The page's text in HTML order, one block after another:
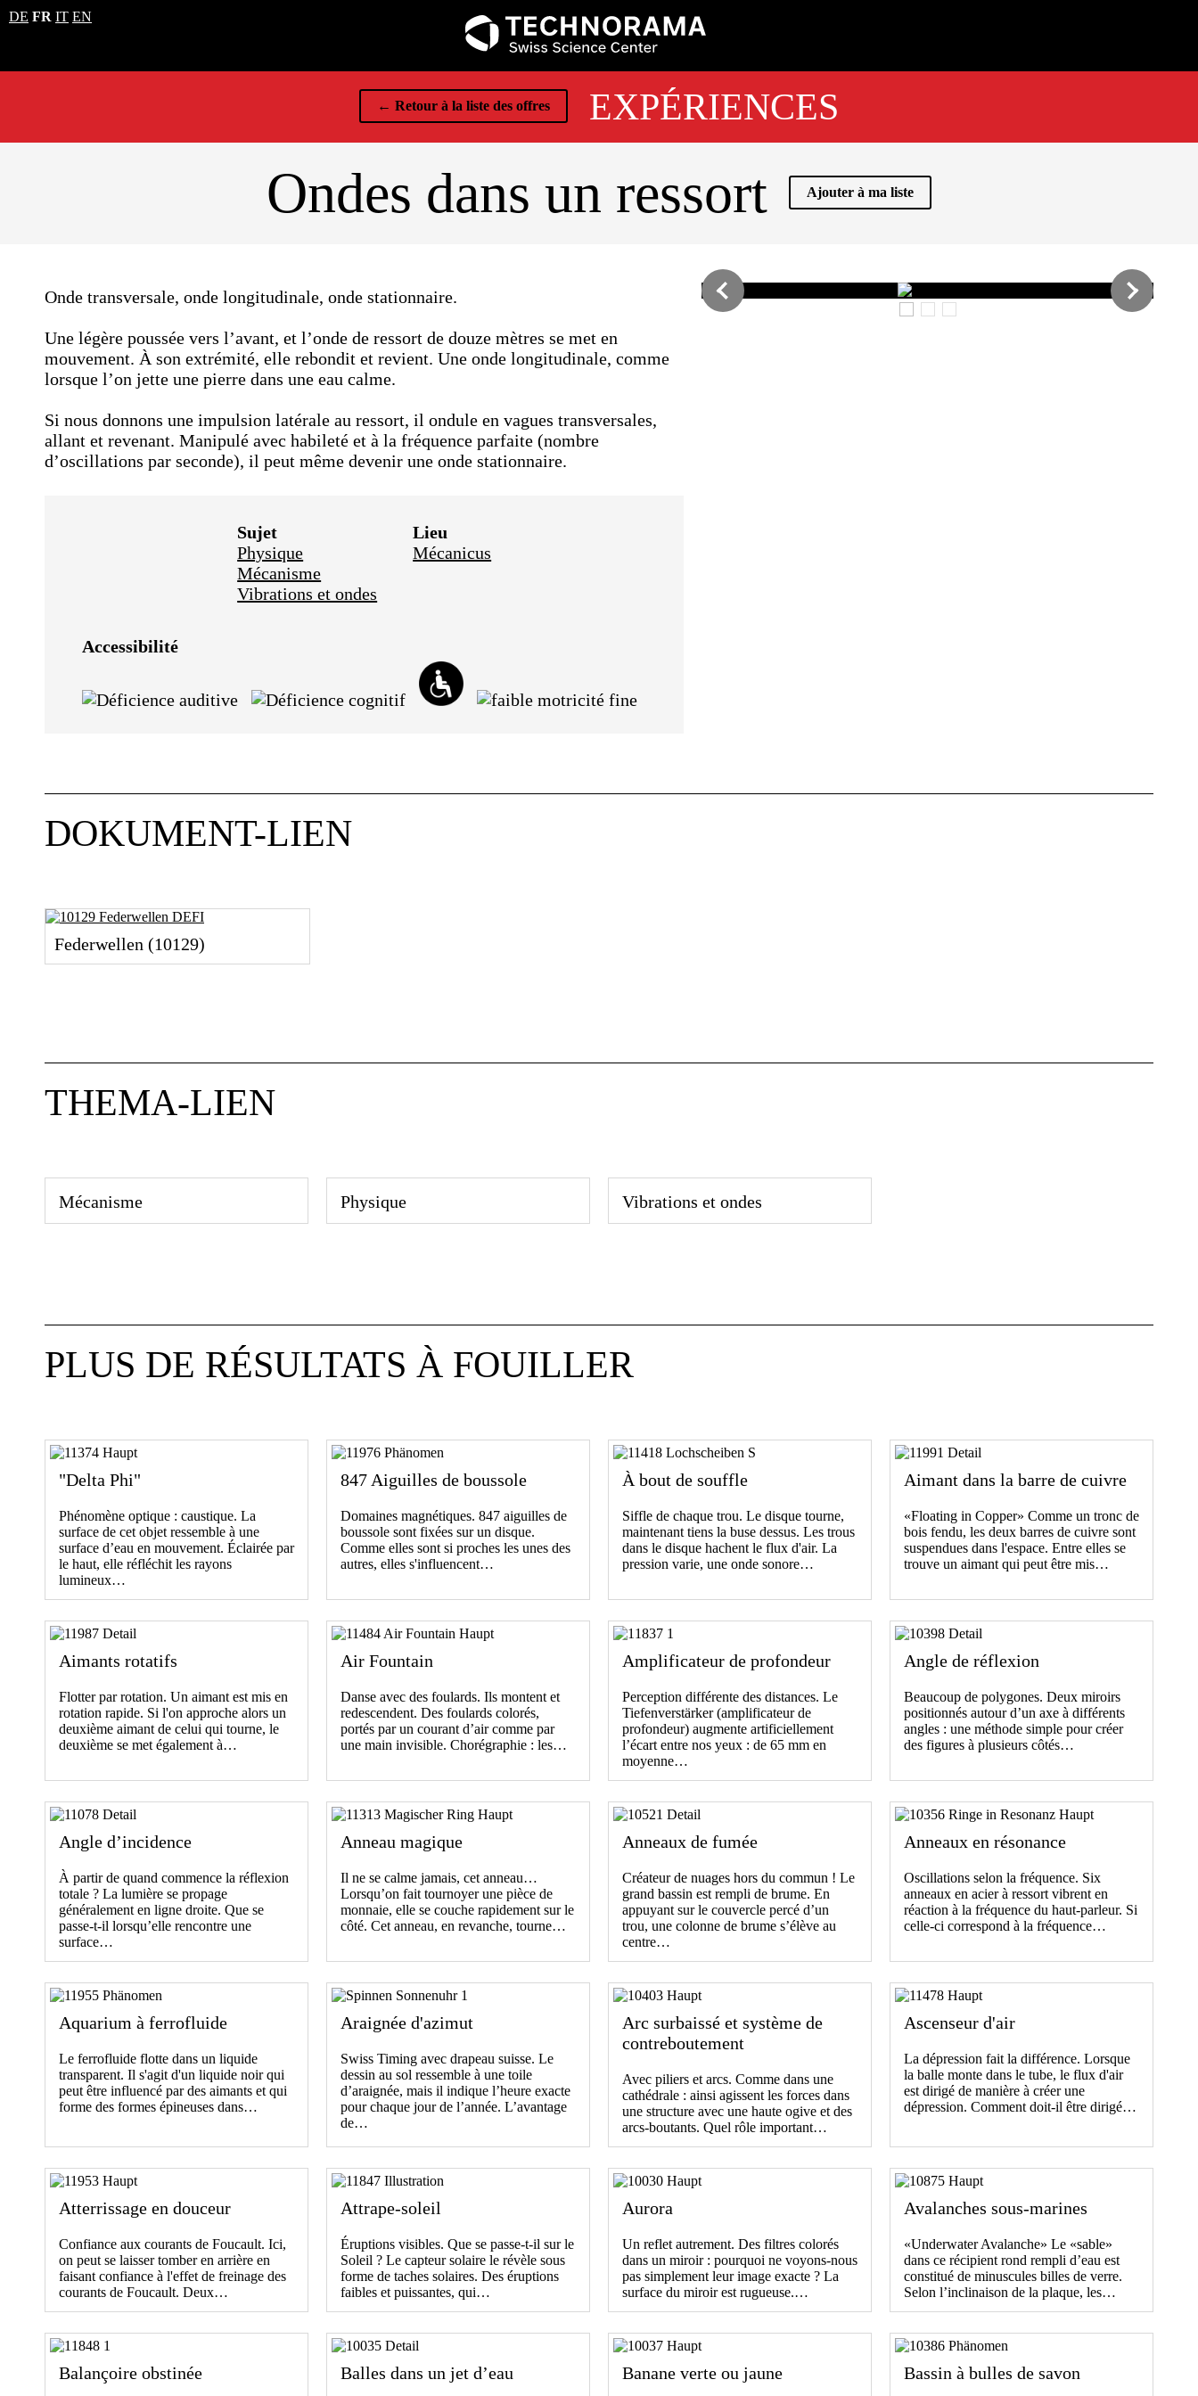
DE FR IT EN
← Retour à la liste des offres EXPÉRIENCES
Ondes dans un ressort Ajouter à ma liste
Onde transversale, onde longitudinale, onde stationnaire.
Une légère poussée vers l’avant, et l’onde de ressort de douze mètres se met en
mouvement. À son extrémité, elle rebondit et revient. Une onde longitudinale, comme
lorsque l’on jette une pierre dans une eau calme.
Si nous donnons une impulsion latérale au ressort, il ondule en vagues transversales,
allant et revenant. Manipulé avec habileté et à la fréquence parfaite (nombre
d’oscillations par seconde), il peut même devenir une onde stationnaire.
Sujet
Physique
Mécanisme
Vibrations et ondes
Lieu
Mécanicus
Accessibilité
DOKUMENT-LIEN
Federwellen (10129)
THEMA-LIEN
Mécanisme Physique Vibrations et ondes
PLUS DE RÉSULTATS À FOUILLER
"Delta Phi"
Phénomène optique : caustique. La
surface de cet objet ressemble à une
surface d’eau en mouvement. Éclairée par
le haut, elle réfléchit les rayons
lumineux…
847 Aiguilles de boussole
Domaines magnétiques. 847 aiguilles de
boussole sont fixées sur un disque.
Comme elles sont si proches les unes des
autres, elles s'influencent…
À bout de souffle
Siffle de chaque trou. Le disque tourne,
maintenant tiens la buse dessus. Les trous
dans le disque hachent le flux d'air. La
pression varie, une onde sonore…
Aimant dans la barre de cuivre
«Floating in Copper» Comme un tronc de
bois fendu, les deux barres de cuivre sont
suspendues dans l'espace. Entre elles se
trouve un aimant qui peut être mis…
Aimants rotatifs
Flotter par rotation. Un aimant est mis en
rotation rapide. Si l'on approche alors un
deuxième aimant de celui qui tourne, le
deuxième se met également à…
Air Fountain
Danse avec des foulards. Ils montent et
redescendent. Des foulards colorés,
portés par un courant d’air comme par
une main invisible. Chorégraphie : les…
Amplificateur de profondeur
Perception différente des distances. Le
Tiefenverstärker (amplificateur de
profondeur) augmente artificiellement
l’écart entre nos yeux : de 65 mm en
moyenne…
Angle de réflexion
Beaucoup de polygones. Deux miroirs
positionnés autour d’un axe à différents
angles : une méthode simple pour créer
des figures à plusieurs côtés…
Angle d’incidence
À partir de quand commence la réflexion
totale ? La lumière se propage
généralement en ligne droite. Que se
passe-t-il lorsqu’elle rencontre une
surface…
Anneau magique
Il ne se calme jamais, cet anneau…
Lorsqu’on fait tournoyer une pièce de
monnaie, elle se couche rapidement sur le
côté. Cet anneau, en revanche, tourne…
Anneaux de fumée
Créateur de nuages hors du commun ! Le
grand bassin est rempli de brume. En
appuyant sur le couvercle percé d’un
trou, une colonne de brume s’élève au
centre…
Anneaux en résonance
Oscillations selon la fréquence. Six
anneaux en acier à ressort vibrent en
réaction à la fréquence du haut-parleur. Si
celle-ci correspond à la fréquence…
Aquarium à ferrofluide
Le ferrofluide flotte dans un liquide
transparent. Il s'agit d'un liquide noir qui
peut être influencé par des aimants et qui
forme des formes épineuses dans…
Araignée d'azimut
Swiss Timing avec drapeau suisse. Le
dessin au sol ressemble à une toile
d’araignée, mais il indique l’heure exacte
pour chaque jour de l’année. L’avantage
de…
Arc surbaissé et système de
contreboutement
Avec piliers et arcs. Comme dans une
cathédrale : ainsi agissent les forces dans
une structure avec une haute ogive et des
arcs-boutants. Quel rôle important…
Ascenseur d'air
La dépression fait la différence. Lorsque
la balle monte dans le tube, le flux d'air
est dirigé de manière à créer une
dépression. Comment doit-il être dirigé…
Atterrissage en douceur
Confiance aux courants de Foucault. Ici,
on peut se laisser tomber en arrière en
faisant confiance à l'effet de freinage des
courants de Foucault. Deux…
Attrape-soleil
Éruptions visibles. Que se passe-t-il sur le
Soleil ? Le capteur solaire le révèle sous
forme de taches solaires. Des éruptions
faibles et puissantes, qui…
Aurora
Un reflet autrement. Des filtres colorés
dans un miroir : pourquoi ne voyons-nous
pas simplement leur image exacte ? La
surface du miroir est rugueuse.…
Avalanches sous-marines
«Underwater Avalanche» Le «sable»
dans ce récipient rond rempli d’eau est
constitué de minuscules billes de verre.
Selon l’inclinaison de la plaque, les…
Balançoire obstinée Balles dans un jet d’eau Banane verte ou jaune Bassin à bulles de savon